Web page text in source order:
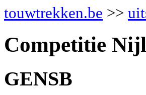
touwtrekken.be >>
Competitie
GENSB